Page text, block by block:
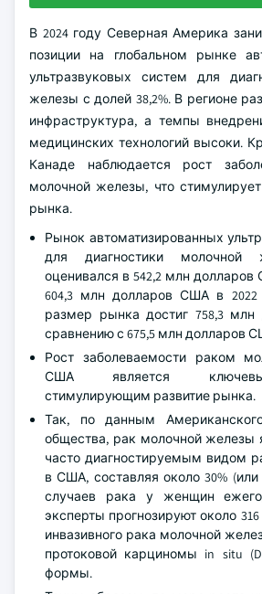
В 2024 году Северная Америка
позиции на глобальном рынке
ультразвуковых систем для
железы с долей 38,2%. В регионе
инфраструктура, а темпы
медицинских технологий высоки.
Канаде наблюдается рост
молочной железы, что
рынка.
Рынок автоматизированных
для диагностики
оценивался в 542,2 млн долларов
604,3 млн долларов США в 2022
размер рынка достиг 758,3
сравнению с 675,5 млн долларов
Рост заболеваемости раком
США является
стимулирующим развитие рынка.
Так, по данным Американского
общества, рак молочной железы
часто диагностируемым видом
в США, составляя около 30%
случаев рака у женщин
эксперты прогнозируют около
инвазивного рака молочной
протоковой карциномы in situ
формы.